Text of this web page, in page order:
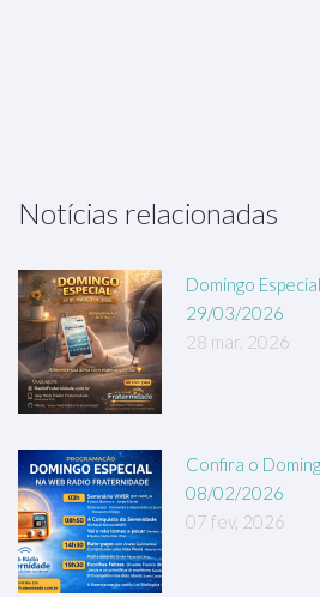
Notícias relacionadas
Domingo Especial
29/03/2026
28 mar, 2026
Confira o
08/02/2026
07 fev, 2026